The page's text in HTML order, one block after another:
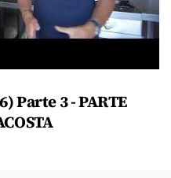
Parte 3 - PARTE